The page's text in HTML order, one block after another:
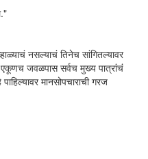
नसल्याचं तिनेच सांगितल्यावर
एकूणच जवळपास सर्वच मुख्य पात्रांचं
मानसोपचाराची गरज